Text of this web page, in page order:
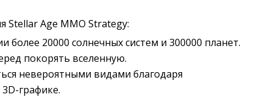
Age MMO Strategy:
более 20000 солнечных систем и 300000 планет.
покорять вселенную.
невероятными видами благодаря
графике.